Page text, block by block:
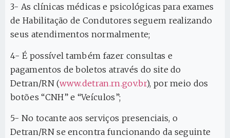
3- As clínicas médicas e psicológicas para exames
de Habilitação de Condutores seguem realizando
seus atendimentos normalmente;
4- É possível também fazer consultas e
pagamentos de boletos através do site do
Detran/RN (www.detran.rn.gov.br), por meio dos
botões “CNH” e “Veículos”;
5- No tocante aos serviços presenciais, o
Detran/RN se encontra funcionando da seguinte